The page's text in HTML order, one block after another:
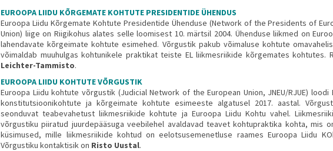
EUROOPA LIIDU KÕRGEMATE KOHTUTE PRESIDENTIDE ÜHENDUS
Euroopa Liidu Kõrgemate Kohtute Presidentide Ühenduse (Network of the Presidents of
Union) liige on Riigikohus alates selle loomisest 10. märtsil 2004. Ühenduse liikmed on
lahendavate kõrgeimate kohtute esimehed. Võrgustik pakub võimaluse kohtute
võimaldab muuhulgas kohtunikele praktikat teiste EL liikmesriikide kõrgemates kohtutes.
Leichter-Tammisto.
EUROOPA LIIDU KOHTUTE VÕRGUSTIK
Euroopa Liidu kohtute võrgustik (Judicial Network of the European Union, JNEU/RJUE)
konstitutsioonikohtute ja kõrgeimate kohtute esimeeste algatusel 2017. aastal.
seonduvat teabevahetust liikmesriikide kohtute ja Euroopa Liidu Kohtu vahel.
võrgustiku piiratud juurdepääsuga veebilehel avaldavad teavet kohtupraktika kohta, mis
küsimused, mille liikmesriikide kohtud on eelotsusemenetluse raames Euroopa Liidu
Võrgustiku kontaktisik on Risto Uustal.